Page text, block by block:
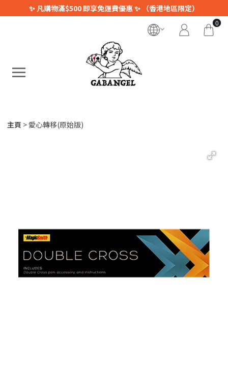
✨ 凡購物滿$500 即享免運費優惠 ✨ （香港地區限定）
0
主頁 愛心轉移(原始版)